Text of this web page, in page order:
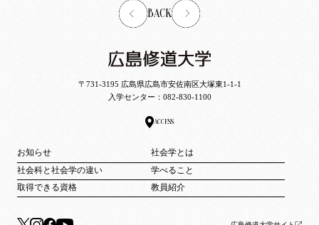
BACK
〒731-3195 広島県広島市安佐南区大塚東1-1-1
入学センター： 082-830-1100
ACCESS
お知らせ
社会学とは
社会科と社会学の違い
学べること
取得できる資格
教員紹介